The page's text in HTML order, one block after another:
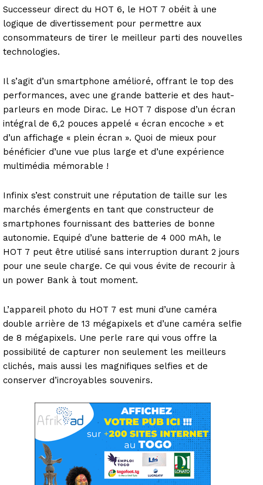
Successeur direct du HOT 6, le HOT 7 obéit à une
logique de divertissement pour permettre aux
consommateurs de tirer le meilleur parti des nouvelles
technologies.
Il s’agit d’un smartphone amélioré, offrant le top des
performances, avec une grande batterie et des haut-
parleurs en mode Dirac. Le HOT 7 dispose d’un écran
intégral de 6,2 pouces appelé « écran encoche » et
d’un affichage « plein écran ». Quoi de mieux pour
bénéficier d’une vue plus large et d’une expérience
multimédia mémorable !
Infinix s’est construit une réputation de taille sur les
marchés émergents en tant que constructeur de
smartphones fournissant des batteries de bonne
autonomie. Equipé d’une batterie de 4 000 mAh, le
HOT 7 peut être utilisé sans interruption durant 2 jours
pour une seule charge. Ce qui vous évite de recourir à
un power Bank à tout moment.
L’appareil photo du HOT 7 est muni d’une caméra
double arrière de 13 mégapixels et d’une caméra selfie
de 8 mégapixels. Une perle rare qui vous offre la
possibilité de capturer non seulement les meilleurs
clichés, mais aussi les magnifiques selfies et de
conserver d’incroyables souvenirs.